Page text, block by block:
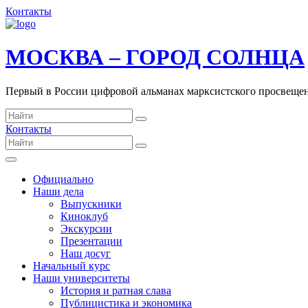
Контакты
МОСКВА – ГОРОД СОЛНЦА
Первый в России цифровой альманах марксистского
Контакты
Официально
Наши дела
Выпускники
Киноклуб
Экскурсии
Презентации
Наш досуг
Начальный курс
Наши университеты
История и ратная слава
Публицистика и экономика